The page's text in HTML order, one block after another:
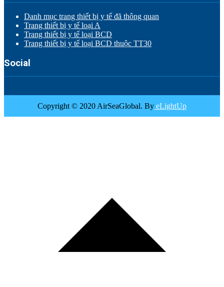
Danh mục trang thiết bị y tế đã thông quan
Trang thiết bị y tế loại A
Trang thiết bị y tế loại BCD
Trang thiết bị y tế loại BCD thuộc TT30
Social
Copyright © 2020 AirSeaGlobal. By eLightUp